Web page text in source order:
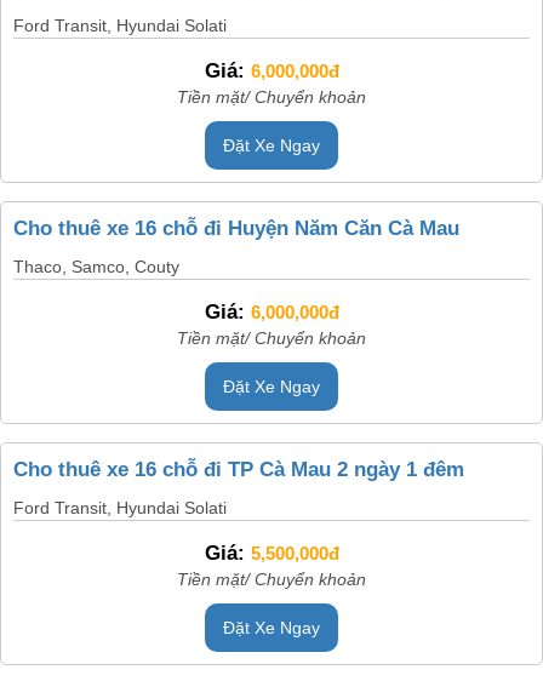
Ford Transit, Hyundai Solati
Giá: 6,000,000đ
Tiền mặt/ Chuyển khoản
Đặt Xe Ngay
Cho thuê xe 16 chỗ đi Huyện Năm Căn Cà Mau
Thaco, Samco, Couty
Giá: 6,000,000đ
Tiền mặt/ Chuyển khoản
Đặt Xe Ngay
Cho thuê xe 16 chỗ đi TP Cà Mau 2 ngày 1 đêm
Ford Transit, Hyundai Solati
Giá: 5,500,000đ
Tiền mặt/ Chuyển khoản
Đặt Xe Ngay